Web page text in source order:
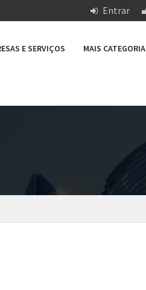
Entrar
E SERVIÇOS MAIS